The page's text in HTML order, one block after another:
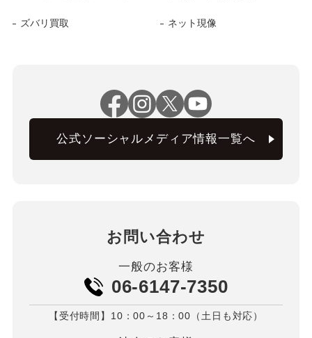
ズバリ買取 ネット現像
公式ソーシャルメディア情報一覧へ
お問い合わせ
一般のお客様
06-6147-7350
【受付時間】10：00～18：00（土日も対応）